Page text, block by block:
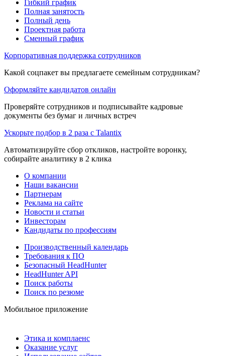
Гибкий график
Полная занятость
Полный день
Проектная работа
Сменный график
Корпоративная поддержка сотрудников
Какой соцпакет вы предлагаете семейным сотрудникам?
Оформляйте кандидатов онлайн
Проверяйте сотрудников и подписывайте кадровые
документы без бумаг и личных встреч
Ускорьте подбор в 2 раза с Talantix
Автоматизируйте сбор откликов, настройте воронку,
собирайте аналитику в 2 клика
О компании
Наши вакансии
Партнерам
Реклама на сайте
Новости и статьи
Инвесторам
Кандидаты по профессиям
Производственный календарь
Требования к ПО
Безопасный HeadHunter
HeadHunter API
Поиск работы
Поиск по резюме
Мобильное приложение
Этика и комплаенс
Оказание услуг